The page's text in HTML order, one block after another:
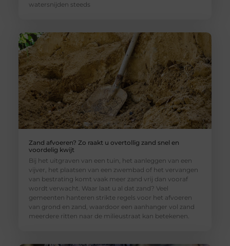
watersnijden steeds
Zand afvoeren? Zo raakt u overtollig zand snel en
voordelig kwijt
Bij het uitgraven van een tuin, het aanleggen van een
vijver, het plaatsen van een zwembad of het vervangen
van bestrating komt vaak meer zand vrij dan vooraf
wordt verwacht. Waar laat u al dat zand? Veel
gemeenten hanteren strikte regels voor het afvoeren
van grond en zand, waardoor een aanhanger vol zand
meerdere ritten naar de milieustraat kan betekenen.